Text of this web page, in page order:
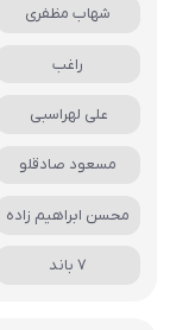
شهاب مظفری
راغب
علی لهراسبی
مسعود صادقلو
محسن ابراهیم زاده
7 باند